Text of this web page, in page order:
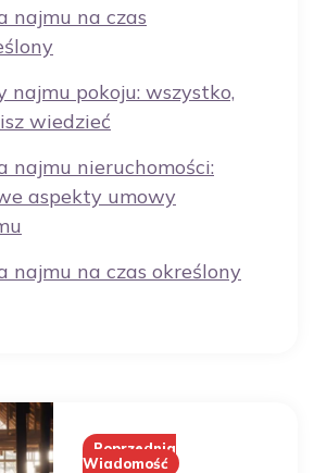
najmu na czas
najmu pokoju: wszystko,
wiedzieć
najmu nieruchomości:
aspekty umowy
najmu na czas określony
Poprzednia
Wiadomość